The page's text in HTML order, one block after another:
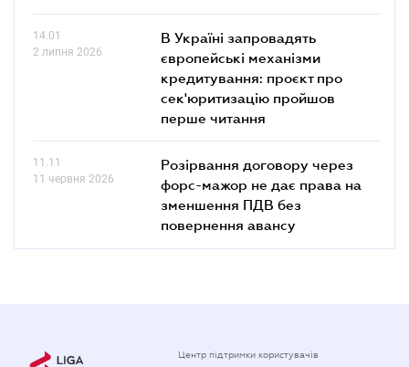
14.01
2 липня 2026
В Україні запровадять
європейські механізми
кредитування: проєкт про
сек'юритизацію пройшов
перше читання
11.11
11 червня 2026
Розірвання договору через
форс-мажор не дає права на
зменшення ПДВ без
повернення авансу
Центр підтримки користувачів